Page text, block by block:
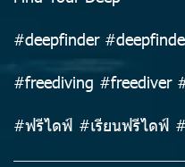
#deepfinder
#freediving #freediver
#ฟรีไดฟ์ #เรียนฟรีไดฟ์